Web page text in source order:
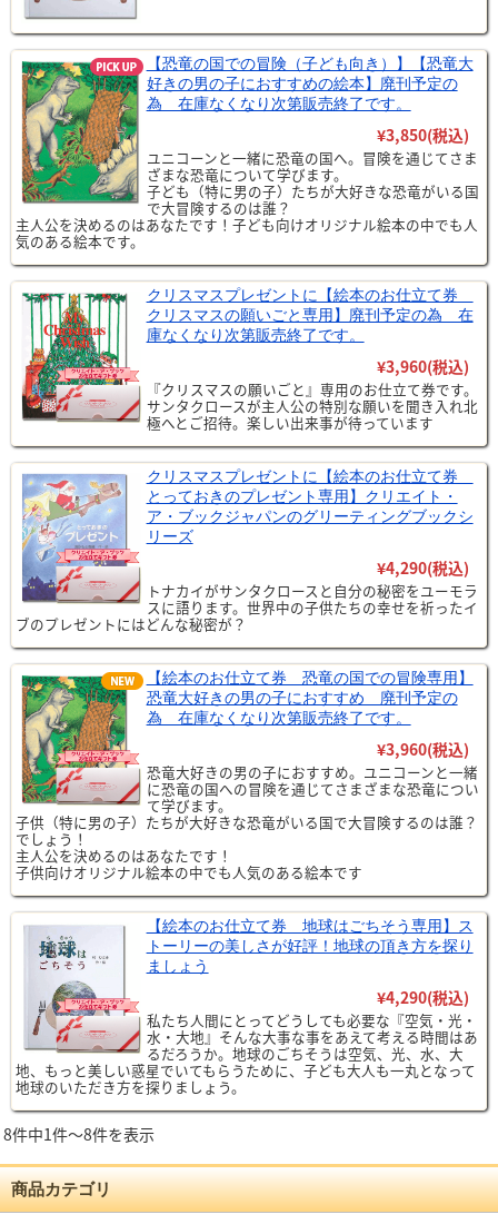
【恐竜の国での冒険（子ども向き）】【恐竜大
好きの男の子におすすめの絵本】廃刊予定の
為 在庫なくなり次第販売終了です。
¥3,850(税込)
ユニコーンと一緒に恐竜の国へ。冒険を通じてさま
ざまな恐竜について学びます。
子ども（特に男の子）たちが大好きな恐竜がいる国
で大冒険するのは誰？
主人公を決めるのはあなたです！子ども向けオリジナル絵本の中でも人
気のある絵本です。
クリスマスプレゼントに【絵本のお仕立て券
クリスマスの願いごと専用】廃刊予定の為 在
庫なくなり次第販売終了です。
¥3,960(税込)
『クリスマスの願いごと』専用のお仕立て券です。
サンタクロースが主人公の特別な願いを聞き入れ北
極へとご招待。楽しい出来事が待っています
クリスマスプレゼントに【絵本のお仕立て券
とっておきのプレゼント専用】クリエイト・
ア・ブックジャパンのグリーティングブックシ
リーズ
¥4,290(税込)
トナカイがサンタクロースと自分の秘密をユーモラ
スに語ります。世界中の子供たちの幸せを祈ったイ
ブのプレゼントにはどんな秘密が？
【絵本のお仕立て券 恐竜の国での冒険専用】
恐竜大好きの男の子におすすめ 廃刊予定の
為 在庫なくなり次第販売終了です。
¥3,960(税込)
恐竜大好きの男の子におすすめ。ユニコーンと一緒
に恐竜の国への冒険を通じてさまざまな恐竜につい
て学びます。
子供（特に男の子）たちが大好きな恐竜がいる国で大冒険するのは誰？
でしょう！
主人公を決めるのはあなたです！
子供向けオリジナル絵本の中でも人気のある絵本です
【絵本のお仕立て券 地球はごちそう専用】ス
トーリーの美しさが好評！地球の頂き方を探り
ましょう
¥4,290(税込)
私たち人間にとってどうしても必要な『空気・光・
水・大地』そんな大事な事をあえて考える時間はあ
るだろうか。地球のごちそうは空気、光、水、大
地、もっと美しい惑星でいてもらうために、子ども大人も一丸となって
地球のいただき方を探りましょう。
8件中1件～8件を表示
商品カテゴリ